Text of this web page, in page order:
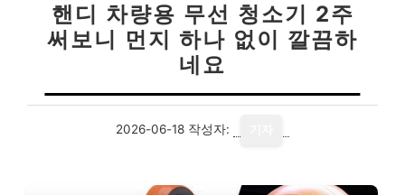
핸디 차량용 무선 청소기 2주
써보니 먼지 하나 없이 깔끔하
네요
2026-06-18 작성자: